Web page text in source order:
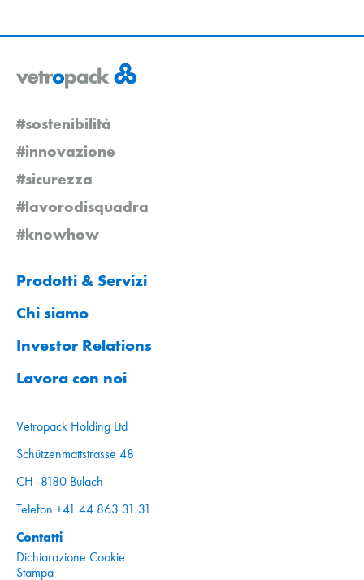
#sostenibilità
#innovazione
#sicurezza
#lavorodisquadra
#knowhow
Prodotti & Servizi
Chi siamo
Investor Relations
Lavora con noi
Vetropack Holding Ltd
Schützenmattstrasse 48
CH–8180 Bülach
Telefon +41 44 863 31 31
Contatti
Dichiarazione Cookie
Stampa